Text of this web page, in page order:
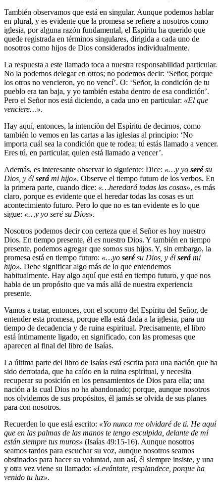
También observamos que está en singular. Aunque podemos hablar
en plural, y es evidente que la promesa se refiere a nosotros como
iglesia, por alguna razón fundamental, el Espíritu ha querido que
quede registrada en términos singulares, dirigida a cada uno de
nosotros como hijos de Dios considerados individualmente.
La respuesta a este llamado toca a nuestra responsabilidad particular.
No la podemos delegar en otros; no podemos decir: ‘Señor, porque
los otros no vencieron, yo no vencí’. O: ‘Señor, la condición de tu
pueblo era tan baja, y yo también estaba dentro de esa condición’.
Pero el Señor nos está diciendo, a cada uno en particular: «El que
venciere…».
Hay aquí, entonces, la intención del Espíritu de decirnos, como
también lo vemos en las cartas a las iglesias al principio: ‘No
importa cuál sea la condición que te rodea; tú estás llamado a vencer.
Eres tú, en particular, quien está llamado a vencer’.
Además, es interesante observar lo siguiente: Dice: «…y yo serésu
Dios, y él será mi hijo». Observe el tiempo futuro de los verbos. En
la primera parte, cuando dice: «…heredará todas las cosas», es más
claro, porque es evidente que el heredar todas las cosas es un
acontecimiento futuro. Pero lo que no es tan evidente es lo que
sigue: «…y yo seré su Dios».
Nosotros podemos decir con certeza que el Señor es hoy nuestro
Dios. En tiempo presente, él es nuestro Dios. Y también en tiempo
presente, podemos agregar que somos sus hijos. Y, sin embargo, la
promesa está en tiempo futuro: «…yo serésu Dios, y él será mi
hijo». Debe significar algo más de lo que entendemos
habitualmente. Hay algo aquí que está en tiempo futuro, y que nos
habla de un propósito que va más allá de nuestra experiencia
presente.
Vamos a tratar, entonces, con el socorro del Espíritu del Señor, de
entender esta promesa, porque ella está dada a la iglesia, para un
tiempo de decadencia y de ruina espiritual. Precisamente, el libro
está íntimamente ligado, en significado, con las promesas que
aparecen al final del libro de Isaías.
La última parte del libro de Isaías está escrita para una nación que ha
sido derrotada, que ha caído en la ruina espiritual, y necesita
recuperar su posición en los pensamientos de Dios para ella; una
nación a la cual Dios no ha abandonado; porque, aunque nosotros
nos olvidemos de sus propósitos, él jamás se olvida de sus planes
para con nosotros.
Recuerden lo que está escrito: «Yo nunca me olvidaré de ti. He aquí
que en las palmas de las manos te tengo esculpida, delante de mí
están siempre tus muros» (Isaías 49:15-16). Aunque nosotros
seamos tardos para escuchar su voz, aunque nosotros seamos
obstinados para hacer su voluntad, aun así, él siempre insiste, y una
y otra vez viene su llamado: «Levántate, resplandece, porque ha
venido tu luz».